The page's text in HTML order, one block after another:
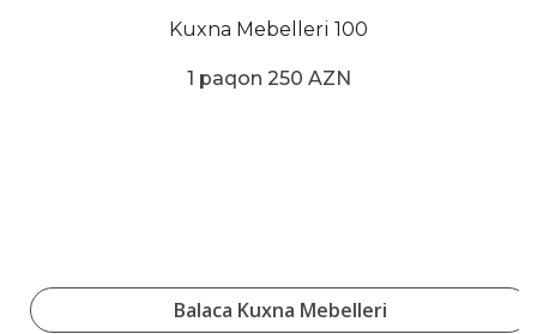
Kuxna Mebelleri 100
1 paqon 250 AZN
Balaca Kuxna Mebelleri